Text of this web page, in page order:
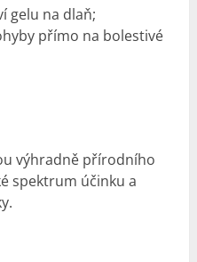
gelu na dlaň;
přímo na bolestivé
výhradně přírodního
spektrum účinku a